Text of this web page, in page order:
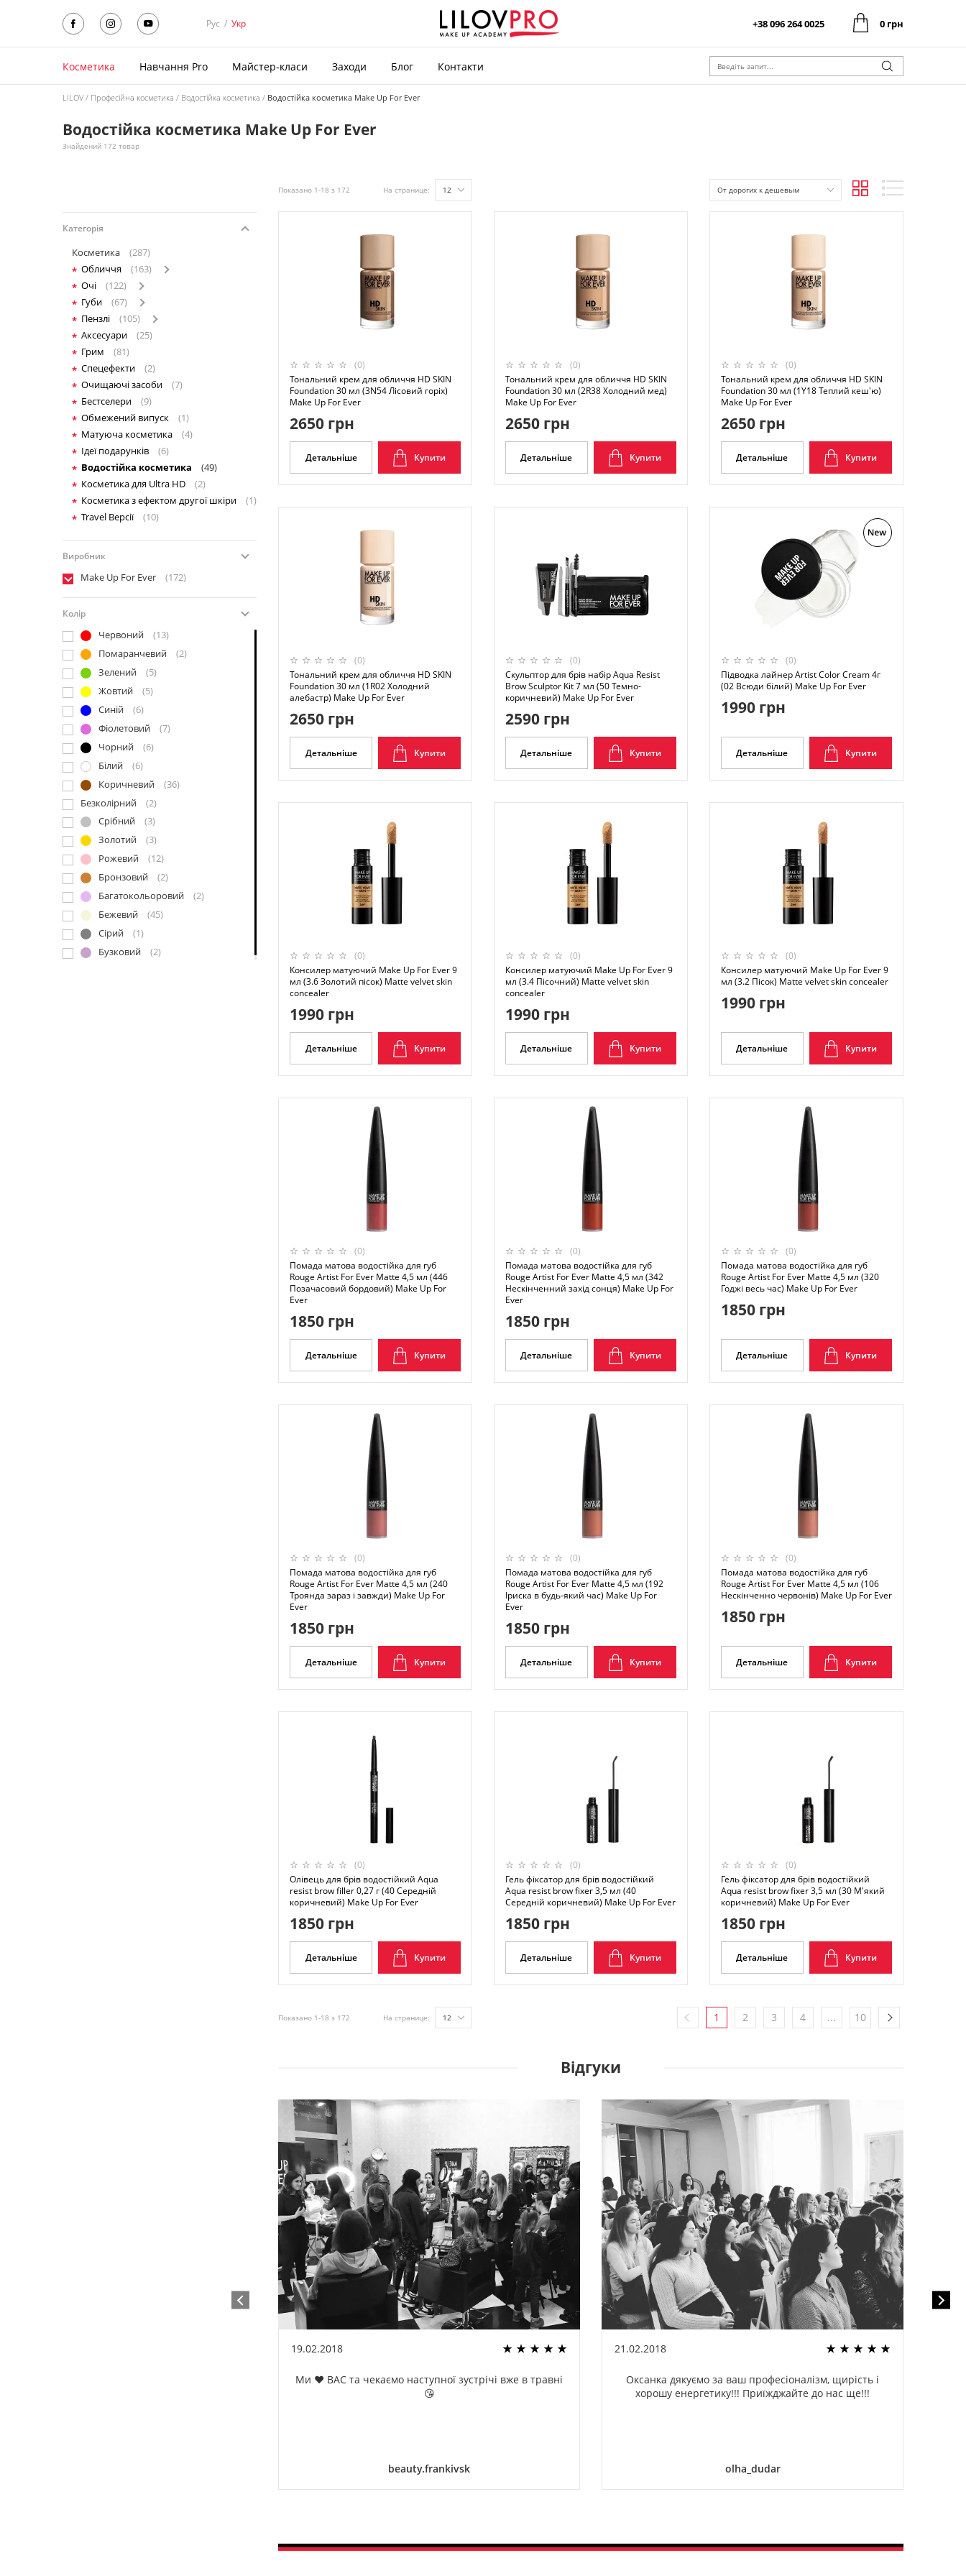
Рус / Укр +38 096 264 0025 0 грн
Косметика Навчання Pro Майстер-класи Заходи Блог Контакти
LILOV Професійна косметика Водостійка косметика Водостійка косметика Make Up For Ever
Водостійка косметика Make Up For Ever
Знайдений 172 товар
Категорія
Косметика
(287)
Обличчя
(163)
Очі
(122)
Губи
(67)
Пензлі
(105)
Аксесуари
(25)
Грим
(81)
Спецефекти
(2)
Очищаючі засоби
(7)
Бестселери
(9)
Обмежений випуск
(1)
Матуюча косметика
(4)
Ідеї подарунків
(6)
Водостійка косметика
(49)
Косметика для Ultra HD
(2)
Косметика з ефектом другої шкіри
(1)
Travel Версії
(10)
Виробник
Make Up For Ever (172)
Колір
Червоний
(13)
Помаранчевий
(2)
Зелений
(5)
Жовтий
(5)
Синій
(6)
Фіолетовий
(7)
Чорний
(6)
Білий
(6)
Коричневий
(36)
Безколірний
(2)
Срібний
(3)
Золотий
(3)
Рожевий
(12)
Бронзовий
(2)
Багатокольоровий
(2)
Бежевий
(45)
Сірий
(1)
Бузковий
(2)
Показано 1-18 з 172 На странице: 12 От дорогих к дешевым
(0)
Тональний крем для обличчя HD SKIN
Foundation 30 мл (3N54 Лісовий горіх)
Make Up For Ever
2650 грн
Детальніше Купити
(0)
Тональний крем для обличчя HD SKIN
Foundation 30 мл (2R38 Холодний мед)
Make Up For Ever
2650 грн
Детальніше Купити
(0)
Тональний крем для обличчя HD SKIN
Foundation 30 мл (1Y18 Теплий кеш'ю)
Make Up For Ever
2650 грн
Детальніше Купити
(0)
Тональний крем для обличчя HD SKIN
Foundation 30 мл (1R02 Холодний
алебастр) Make Up For Ever
2650 грн
Детальніше Купити
(0)
Скульптор для брів набір Aqua Resist
Brow Sculptor Kit 7 мл (50 Темно-
коричневий) Make Up For Ever
2590 грн
Детальніше Купити
(0)
Підводка лайнер Artist Color Cream 4г
(02 Всюди білий) Make Up For Ever
1990 грн
Детальніше Купити
(0)
Консилер матуючий Make Up For Ever 9
мл (3.6 Золотий пісок) Matte velvet skin
concealer
1990 грн
Детальніше Купити
(0)
Консилер матуючий Make Up For Ever 9
мл (3.4 Пісочний) Matte velvet skin
concealer
1990 грн
Детальніше Купити
(0)
Консилер матуючий Make Up For Ever 9
мл (3.2 Пісок) Matte velvet skin concealer
1990 грн
Детальніше Купити
(0)
Помада матова водостійка для губ
Rouge Artist For Ever Matte 4,5 мл (446
Позачасовий бордовий) Make Up For
Ever
1850 грн
Детальніше Купити
(0)
Помада матова водостійка для губ
Rouge Artist For Ever Matte 4,5 мл (342
Нескінченний захід сонця) Make Up For
Ever
1850 грн
Детальніше Купити
(0)
Помада матова водостійка для губ
Rouge Artist For Ever Matte 4,5 мл (320
Годжі весь час) Make Up For Ever
1850 грн
Детальніше Купити
(0)
Помада матова водостійка для губ
Rouge Artist For Ever Matte 4,5 мл (240
Троянда зараз і завжди) Make Up For
Ever
1850 грн
Детальніше Купити
(0)
Помада матова водостійка для губ
Rouge Artist For Ever Matte 4,5 мл (192
Іриска в будь-який час) Make Up For
Ever
1850 грн
Детальніше Купити
(0)
Помада матова водостійка для губ
Rouge Artist For Ever Matte 4,5 мл (106
Нескінченно червонів) Make Up For Ever
1850 грн
Детальніше Купити
(0)
Олівець для брів водостійкий Aqua
resist brow filler 0,27 г (40 Середній
коричневий) Make Up For Ever
1850 грн
Детальніше Купити
(0)
Гель фіксатор для брів водостійкий
Aqua resist brow fixer 3,5 мл (40
Середній коричневий) Make Up For Ever
1850 грн
Детальніше Купити
(0)
Гель фіксатор для брів водостійкий
Aqua resist brow fixer 3,5 мл (30 М'який
коричневий) Make Up For Ever
1850 грн
Детальніше Купити
Показано 1-18 з 172 На странице: 12 1 2 3 4 ... 10
Відгуки
19.02.2018
Ми ❤️ ВАС та чекаємо наступної зустрічі вже в травні
😘
beauty.frankivsk
21.02.2018
Оксанка дякуємо за ваш професіоналізм, щирість і
хорошу енергетику!!! Приїжджайте до нас ще!!!
olha_dudar